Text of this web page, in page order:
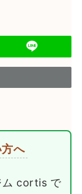
へ
ム cortis で